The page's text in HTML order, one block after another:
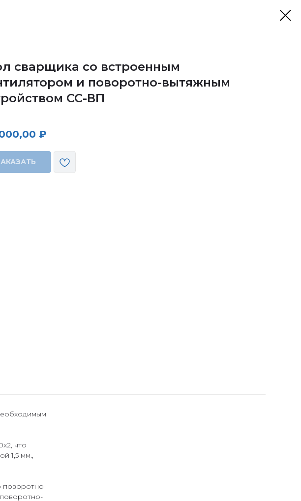
сварщика со встроенным
и поворотно-вытяжным
СС-ВП
₽
что
1,5 мм.,
поворотно-